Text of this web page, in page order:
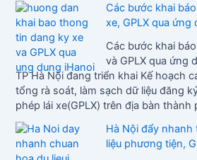
Các bước khai
xe, GPLX qua ứng
Các bước khai
và GPLX qua ứng
TP Hà Nội đang triển khai Kế hoạch
tổng rà soát, làm sạch dữ liệu đăng
phép lái xe(GPLX) trên địa bàn thành
Hà Nội đẩy
liệu phương tiện,